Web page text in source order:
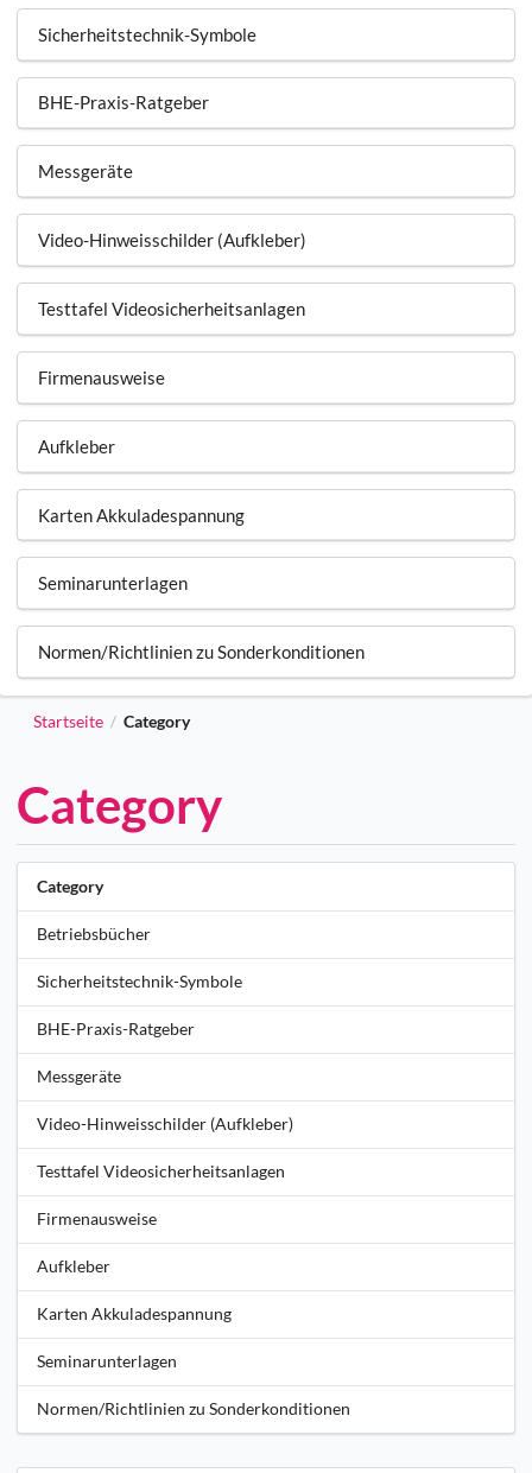
Sicherheitstechnik-Symbole
BHE-Praxis-Ratgeber
Messgeräte
Video-Hinweisschilder (Aufkleber)
Testtafel Videosicherheitsanlagen
Firmenausweise
Aufkleber
Karten Akkuladespannung
Seminarunterlagen
Normen/Richtlinien zu Sonderkonditionen
Startseite / Category
Category
Category
Betriebsbücher
Sicherheitstechnik-Symbole
BHE-Praxis-Ratgeber
Messgeräte
Video-Hinweisschilder (Aufkleber)
Testtafel Videosicherheitsanlagen
Firmenausweise
Aufkleber
Karten Akkuladespannung
Seminarunterlagen
Normen/Richtlinien zu Sonderkonditionen